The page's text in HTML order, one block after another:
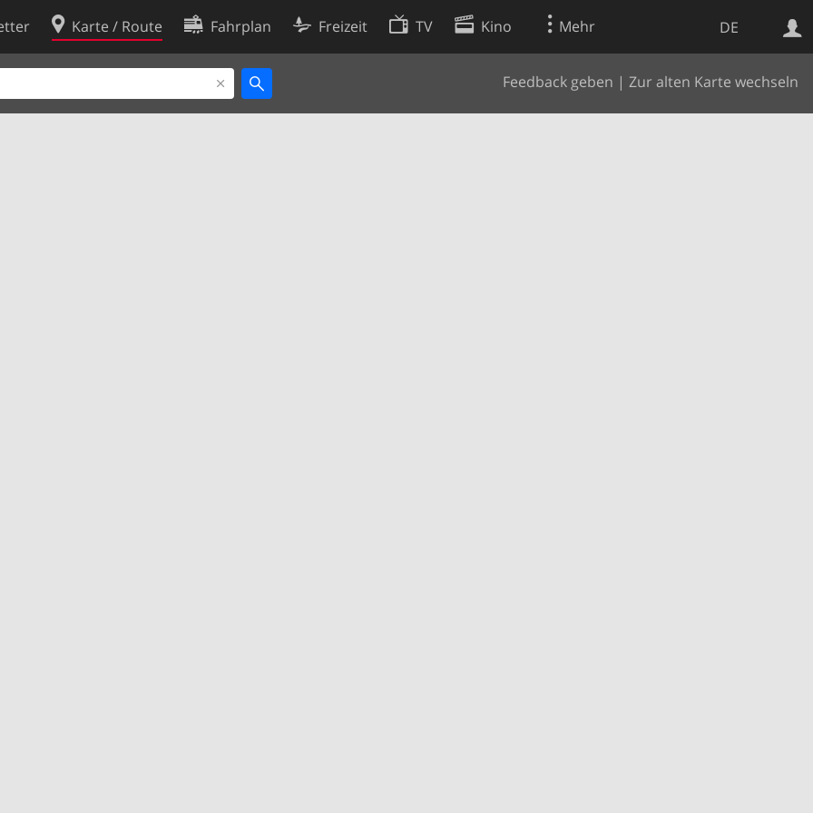
DE
Karte / Route Fahrplan Freizeit TV Kino Mehr
Feedback geben | Zur alten Karte wechseln
Websuche
Cookie-Richtlinie
Cookie-Einstellungen